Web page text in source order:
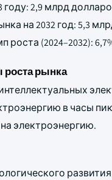
году: 2,9 млрд
на 2032 год: 5,3
(2024–2032):
рынка
в часы
электроэнергию.